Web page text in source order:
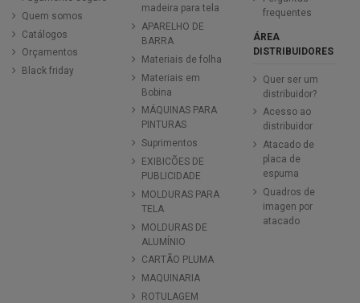
Quem somos
Catálogos
Orçamentos
Black friday
madeira para tela
APARELHO DE
BARRA
Materiais de folha
Materiais em
Bobina
MÁQUINAS PARA
PINTURAS
Suprimentos
EXIBICÕES DE
PUBLICIDADE
MOLDURAS PARA
TELA
MOLDURAS DE
ALUMÍNIO
CARTÃO PLUMA
MAQUINARIA
ROTULAGEM
frequentes
ÁREA
DISTRIBUIDORES
Quer ser um
distribuidor?
Acesso ao
distribuidor
Atacado de
placa de
espuma
Quadros de
imagen por
atacado